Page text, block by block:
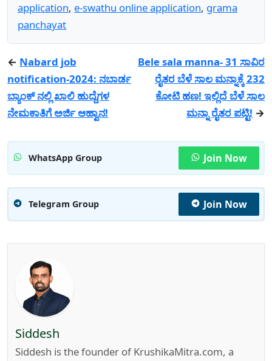
application, e-swathu online application, grama
panchayat
← Nabard job
notification-2024: ನಬಾರ್ಡ
ಬ್ಯಾಂಕ್ ನಲ್ಲಿ ಖಾಲಿ ಹುದ್ದೆಗಳ
ನೇಮಕಾತಿಗೆ ಅರ್ಜಿ ಆಹ್ವಾನ!
Bele sala manna- 31 ಸಾವಿರ
ರೈತರ ಬೆಳೆ ಸಾಲ ಮನ್ನಾಕ್ಕೆ 232
ಕೋಟಿ ಹಣ! ಇಲ್ಲಿದೆ ಬೆಳೆ ಸಾಲ
ಮನ್ನಾ ರೈತರ ಪಟ್ಟಿ! →
WhatsApp Group Join Now
Telegram Group Join Now
Siddesh
Siddesh is the founder of KrushikaMitra.com, a